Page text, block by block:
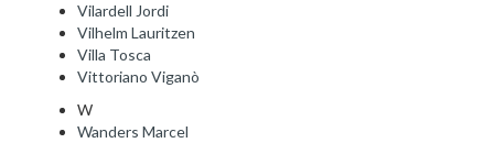
Vilardell Jordi
Vilhelm Lauritzen
Villa Tosca
Vittoriano Viganò
W
Wanders Marcel